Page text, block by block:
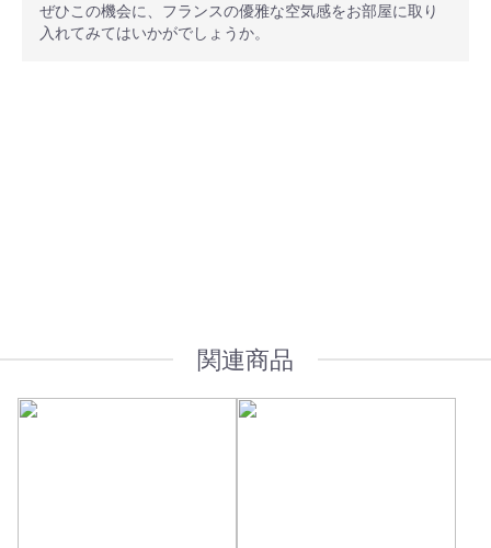
ぜひこの機会に、フランスの優雅な空気感をお部屋に取り
入れてみてはいかがでしょうか。
関連商品